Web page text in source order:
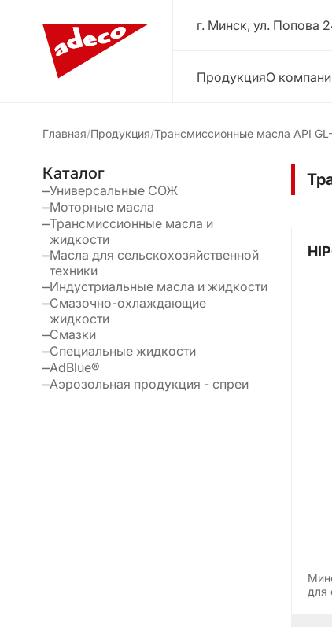
г. Минск, ул. Попова
ПродукцияО
Главная Продукция Трансмиссионные масла API
Каталог
Универсальные СОЖ
Моторные масла
Трансмиссионные масла и
жидкости
Масла для сельскохозяйственной
техники
Индустриальные масла и жидкости
Смазочно-охлаждающие
жидкости
Смазки
Специальные жидкости
AdBlue®
Аэрозольная продукция - спреи
для